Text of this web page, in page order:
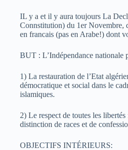
IL y a et il y aura toujours La
Connstitution) du 1er Novembre,
en francais (pas en Arabe!) dont
BUT : L’Indépendance nationale
1) La restauration de l’Etat
démocratique et social dans le
islamiques.
2) Le respect de toutes les libertés
distinction de races et de
OBJECTIFS INTÉRIEURS: